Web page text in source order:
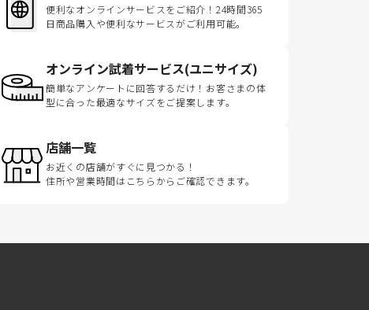
便利なオンラインサービスをご紹介！24時間365
日商品購入や便利なサービスがご利用可能。
オンライン試着サービス(ユニサイズ)
簡単なアンケートに回答するだけ！お客さまの体
型に合った最適なサイズをご提案します。
店舗一覧
お近くの店舗がすぐに見つかる！
住所や営業時間はこちらからご確認できます。